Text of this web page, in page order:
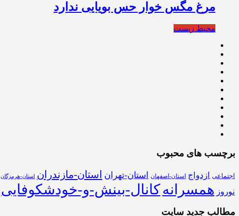
مرغ مگس خوار حس بویایی ندارد
محیط زیست
برچسب های محبوب
اجتماعی ازدواج استان-اصفهان استان-تهران استان-مازندران استان-هرمزگان
نوروز همسرانهکانال-بینش-و-خودشکوفایی
مطالب جدید سایت